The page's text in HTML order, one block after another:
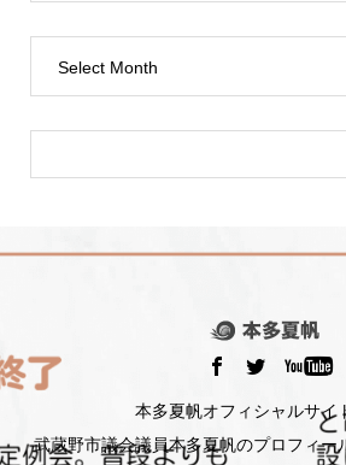
Select Month
本多夏帆オフィシャルサイ
武蔵野市議会議員本多夏帆のプロフィー